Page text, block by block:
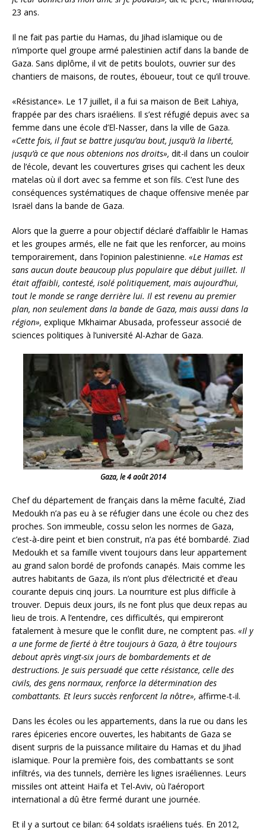
23 ans.
Il ne fait pas partie du Hamas, du Jihad islamique ou de
n’importe quel groupe armé palestinien actif dans la bande de
Gaza. Sans diplôme, il vit de petits boulots, ouvrier sur des
chantiers de maisons, de routes, éboueur, tout ce qu’il trouve.
«Résistance». Le 17 juillet, il a fui sa maison de Beit Lahiya,
frappée par des chars israéliens. Il s’est réfugié depuis avec sa
femme dans une école d’El-Nasser, dans la ville de Gaza.
«Cette fois, il faut se battre jusqu’au bout, jusqu’à la liberté,
jusqu’à ce que nous obtenions nos droits», dit-il dans un couloir
de l’école, devant les couvertures grises qui cachent les deux
matelas où il dort avec sa femme et son fils. C’est l’une des
conséquences systématiques de chaque offensive menée par
Israël dans la bande de Gaza.
Alors que la guerre a pour objectif déclaré d’affaiblir le Hamas
et les groupes armés, elle ne fait que les renforcer, au moins
temporairement, dans l’opinion palestinienne. «Le Hamas est
sans aucun doute beaucoup plus populaire que début juillet. Il
était affaibli, contesté, isolé politiquement, mais aujourd’hui,
tout le monde se range derrière lui. Il est revenu au premier
plan, non seulement dans la bande de Gaza, mais aussi dans la
région», explique Mkhaimar Abusada, professeur associé de
sciences politiques à l’université Al-Azhar de Gaza.
Gaza, le 4 août 2014
Chef du département de français dans la même faculté, Ziad
Medoukh n’a pas eu à se réfugier dans une école ou chez des
proches. Son immeuble, cossu selon les normes de Gaza,
c’est-à-dire peint et bien construit, n’a pas été bombardé. Ziad
Medoukh et sa famille vivent toujours dans leur appartement
au grand salon bordé de profonds canapés. Mais comme les
autres habitants de Gaza, ils n’ont plus d’électricité et d’eau
courante depuis cinq jours. La nourriture est plus difficile à
trouver. Depuis deux jours, ils ne font plus que deux repas au
lieu de trois. A l’entendre, ces difficultés, qui empireront
fatalement à mesure que le conflit dure, ne comptent pas. «Il y
a une forme de fierté à être toujours à Gaza, à être toujours
debout après vingt-six jours de bombardements et de
destructions. Je suis persuadé que cette résistance, celle des
civils, des gens normaux, renforce la détermination des
combattants. Et leurs succès renforcent la nôtre», affirme-t-il.
Dans les écoles ou les appartements, dans la rue ou dans les
rares épiceries encore ouvertes, les habitants de Gaza se
disent surpris de la puissance militaire du Hamas et du Jihad
islamique. Pour la première fois, des combattants se sont
infiltrés, via des tunnels, derrière les lignes israéliennes. Leurs
missiles ont atteint Haïfa et Tel-Aviv, où l’aéroport
international a dû être fermé durant une journée.
Et il y a surtout ce bilan: 64 soldats israéliens tués. En 2012,